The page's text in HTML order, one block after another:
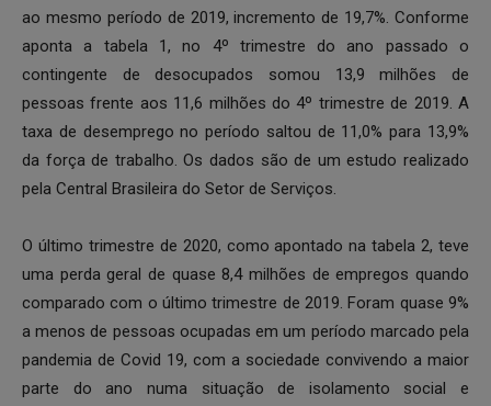
ao mesmo período de 2019, incremento de 19,7%. Conforme
aponta a tabela 1, no 4º trimestre do ano passado o
contingente de desocupados somou 13,9 milhões de
pessoas frente aos 11,6 milhões do 4º trimestre de 2019. A
taxa de desemprego no período saltou de 11,0% para 13,9%
da força de trabalho. Os dados são de um estudo realizado
pela Central Brasileira do Setor de Serviços.
O último trimestre de 2020, como apontado na tabela 2, teve
uma perda geral de quase 8,4 milhões de empregos quando
comparado com o último trimestre de 2019. Foram quase 9%
a menos de pessoas ocupadas em um período marcado pela
pandemia de Covid 19, com a sociedade convivendo a maior
parte do ano numa situação de isolamento social e